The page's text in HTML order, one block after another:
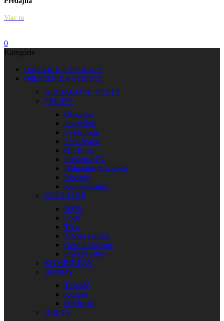
Viac tu
0
Kategórie
DARČEKOVÉ POUKAZY
OBLEČENIE A VÝSTROJ
AIRBAGOVÉ VESTY
PRILBY
Otvorené
Integrálne
Vyklápacie
Preklápacie
Off Road
Enduro/ATV
Náhradné sklá-plexi
Doplnky
Komunikátory
OKULIARE
100%
Scott
Thor
Moose Racing
Detské okuliare
Príslušenstvo
KOMBINÉZY
BUNDY
Textilné
Kožené
Off Road
DRESY